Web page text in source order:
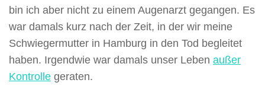
bin ich aber nicht zu einem Augenarzt gegangen. Es
war damals kurz nach der Zeit, in der wir meine
Schwiegermutter in Hamburg in den Tod begleitet
haben. Irgendwie war damals unser Leben außer
Kontrolle geraten.